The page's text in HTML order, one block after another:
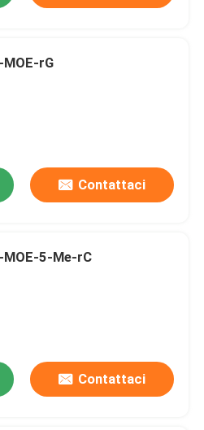
rG
Contattaci
MOE-5-Me-rC
Contattaci